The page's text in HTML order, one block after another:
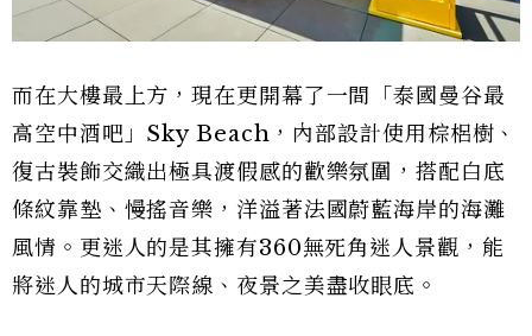
而在大樓最上方，現在更開幕了一間「泰國曼谷最
高空中酒吧」Sky Beach，內部設計使用棕梠樹、
復古裝飾交織出極具渡假感的歡樂氛圍，搭配白底
條紋靠墊、慢搖音樂，洋溢著法國蔚藍海岸的海灘
風情。更迷人的是其擁有360無死角迷人景觀，能
將迷人的城市天際線、夜景之美盡收眼底。